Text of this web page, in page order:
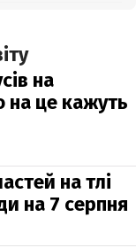
на
це кажуть
на тлі
на 7 серпня